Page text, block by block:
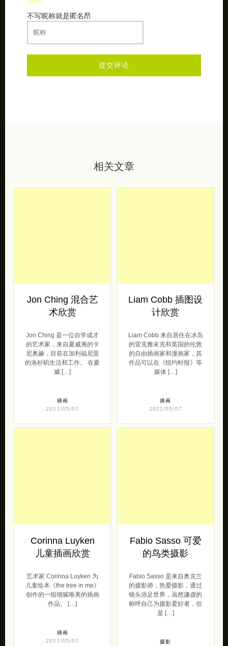
不写昵称就是匿名昂
相关文章
Jon Ching 混合艺
术欣赏
Jon Ching 是一位自学成才
的艺术家，来自夏威夷的卡
尼奥赫，目前在加利福尼亚
的洛杉矶生活和工作。 在夏
威 […]
插画
2021/05/07
Liam Cobb 插图设
计欣赏
Liam Cobb 来自居住在冰岛
的雷克雅未克和英国的伦敦
的自由插画家和漫画家，其
作品可以在《纽约时报》等
媒体 […]
插画
2021/05/07
Corinna Luyken
儿童插画欣赏
艺术家 Corinna Luyken 为
儿童绘本《the tree in me》
创作的一组细腻唯美的插画
作品。 […]
插画
2021/05/07
Fabio Sasso 可爱
的鸟类摄影
Fabio Sasso 是来自奥克兰
的摄影师，热爱摄影，通过
镜头涉足世界，虽然谦虚的
称呼自己为摄影爱好者，但
是 […]
摄影